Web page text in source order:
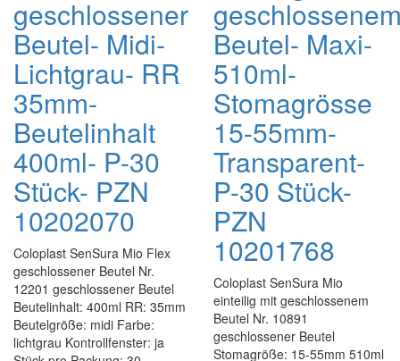
geschlossener
Beutel- Midi-
Lichtgrau- RR
35mm-
Beutelinhalt
400ml- P-30
Stück- PZN
10202070
Coloplast SenSura Mio Flex
geschlossener Beutel Nr.
12201 geschlossener Beutel
Beutelinhalt: 400ml RR: 35mm
Beutelgröße: midi Farbe:
lichtgrau Kontrollfenster: ja
Beutel- Maxi-
510ml-
Stomagrösse
15-55mm-
Transparent-
P-30 Stück-
PZN
10201768
Coloplast SenSura Mio
einteilig mit geschlossenem
Beutel Nr. 10891
geschlossener Beutel
Stomagröße: 15-55mm 510ml